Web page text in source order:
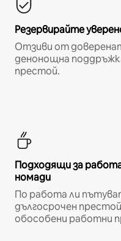
Резервирайте
Отзиви от
денонощна
престой.
Подходящи за
номади
По работа ли
дългосрочен
обособени работни